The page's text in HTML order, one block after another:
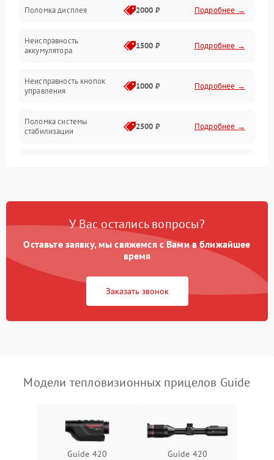
Поломка дисплея 2000 ₽ Подробнее →
Неисправность
аккумулятора
1500 ₽ Подробнее →
Неисправность кнопок
управления
1000 ₽ Подробнее →
Поломка системы
стабилизации
2500 ₽ Подробнее →
Неисправность системы
Поломка системы GPS 2000 ₽ Подробнее →
Повреждение системы
защиты от перегрузок
1500 ₽
автоматического
1500 ₽ Подробнее →
Неисправность системы
Подробнее →
У Вас остались вопросы?
Оставьте заявку, мы свяжемся с Вами в ближайшее
время
Заказать звонок
Модели тепловизионных прицелов Guide
Guide 420 Guide 420